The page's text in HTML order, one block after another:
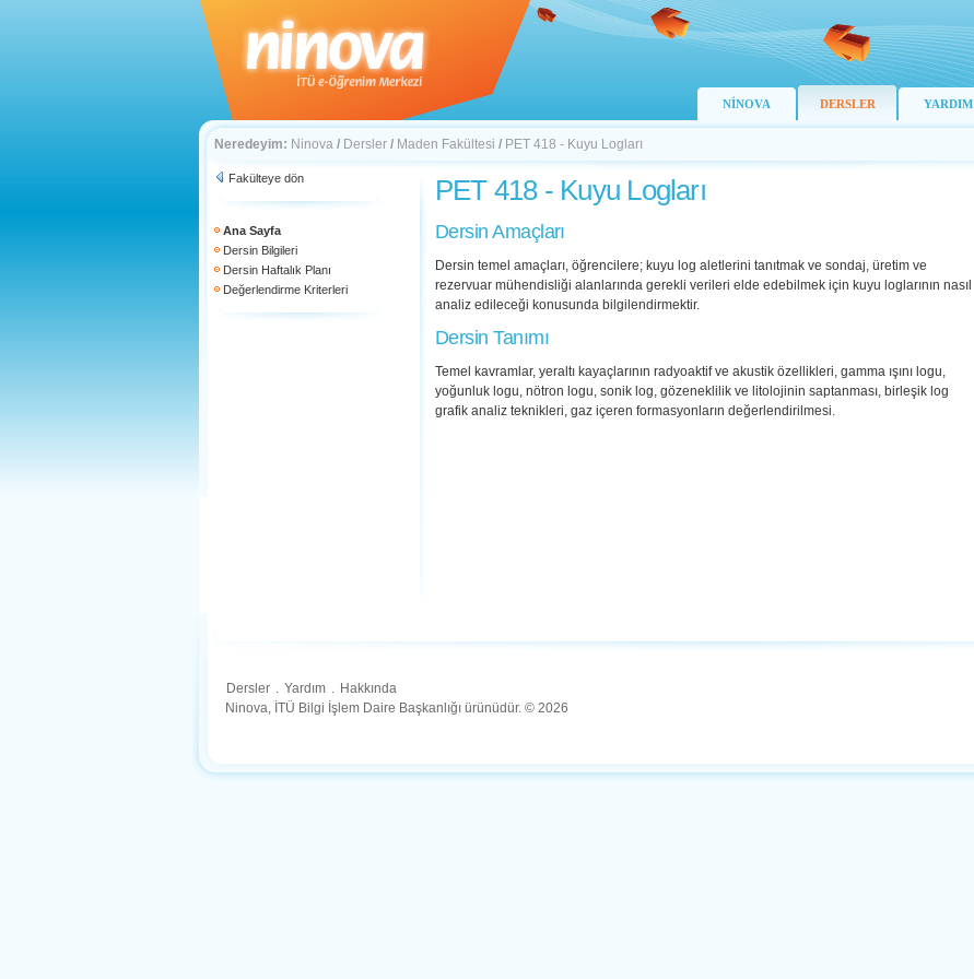
NİNOVA DERSLER YARDIM
Neredeyim: Ninova / Dersler / Maden Fakültesi / PET 418 - Kuyu Logları
Fakülteye dön
Ana Sayfa
Dersin Bilgileri
Dersin Haftalık Planı
Değerlendirme Kriterleri
PET 418 - Kuyu Logları
Dersin Amaçları
Dersin temel amaçları, öğrencilere; kuyu log aletlerini tanıtmak ve sondaj, üretim ve
rezervuar mühendisliği alanlarında gerekli verileri elde edebilmek için kuyu loglarının nasıl
analiz edileceği konusunda bilgilendirmektir.
Dersin Tanımı
Temel kavramlar, yeraltı kayaçlarının radyoaktif ve akustik özellikleri, gamma ışını logu,
yoğunluk logu, nötron logu, sonik log, gözeneklilik ve litolojinin saptanması, birleşik log
grafik analiz teknikleri, gaz içeren formasyonların değerlendirilmesi.
Dersler . Yardım . Hakkında
Ninova, İTÜ Bilgi İşlem Daire Başkanlığı ürünüdür. © 2026